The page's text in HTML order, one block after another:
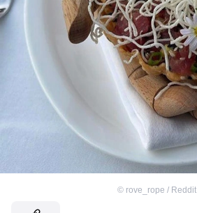
© rove_rope / Reddit